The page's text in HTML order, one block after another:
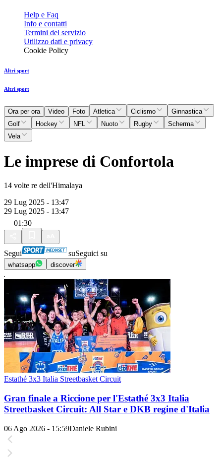
Help e Faq
Info e contatti
Termini del servizio
Utilizzo dati e privacy
Cookie Policy
Altri sport
Altri sport
Ora per ora Video Foto Atletica Ciclismo
Ginnastica
Golf
Hockey NFL Nuoto Rugby
Scherma
Vela
Le imprese di Confortola
14 volte re dell'Himalaya
29 Lug 2025 - 13:47
29 Lug 2025 - 13:47
01:30
Segui suSeguici su
whatsapp discover
Estathé 3x3 Italia Streetbasket Circuit
Gran finale a Riccione per l'Estathé 3x3 Italia
Streetbasket Circuit: All Star e DKB regine d'Italia
06 Ago 2026 - 15:59Daniele Rubini